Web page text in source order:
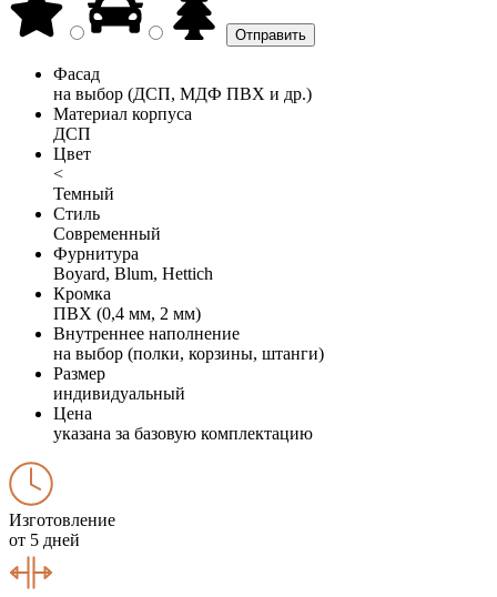
Фасад
на выбор (ДСП, МДФ ПВХ и др.)
Материал корпуса
ДСП
Цвет
<
Темный
Стиль
Современный
Фурнитура
Boyard, Blum, Hettich
Кромка
ПВХ (0,4 мм, 2 мм)
Внутреннее наполнение
на выбор (полки, корзины, штанги)
Размер
индивидуальный
Цена
указана за базовую комплектацию
Изготовление
от 5 дней